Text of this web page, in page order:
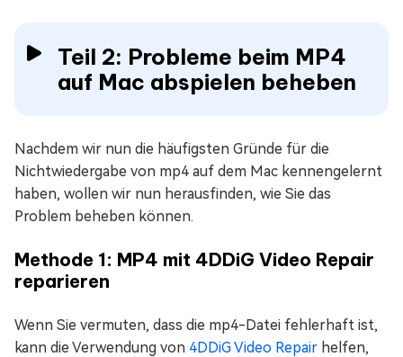
Teil 2: Probleme beim MP4
auf Mac abspielen beheben
Nachdem wir nun die häufigsten Gründe für die
Nichtwiedergabe von mp4 auf dem Mac kennengelernt
haben, wollen wir nun herausfinden, wie Sie das
Problem beheben können.
Methode 1: MP4 mit 4DDiG Video Repair
reparieren
Wenn Sie vermuten, dass die mp4-Datei fehlerhaft ist,
kann die Verwendung von 4DDiG Video Repair helfen,